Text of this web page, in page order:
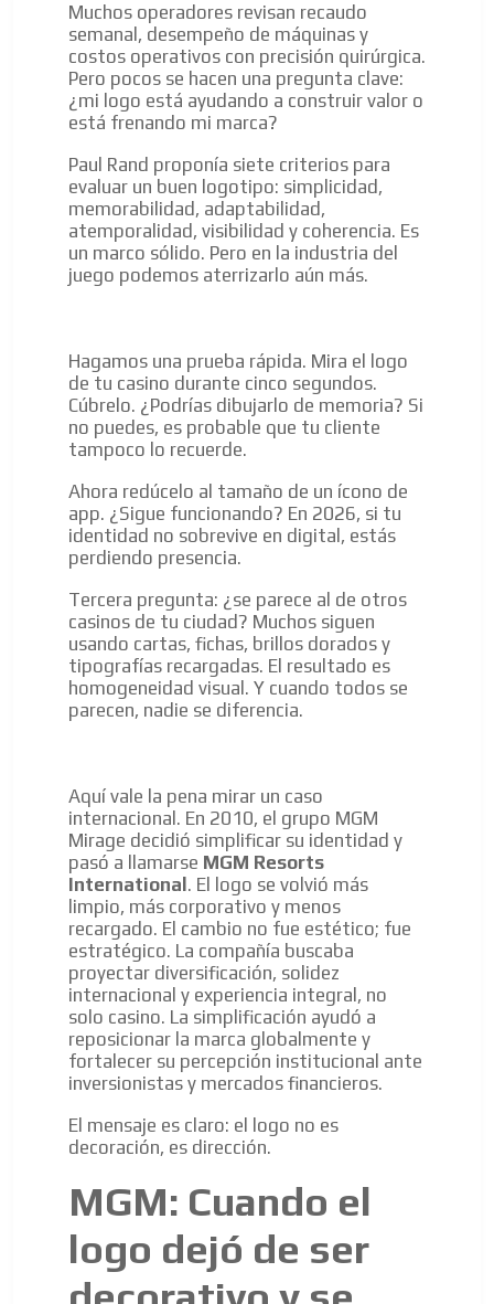
Muchos operadores revisan recaudo
semanal, desempeño de máquinas y
costos operativos con precisión quirúrgica.
Pero pocos se hacen una pregunta clave:
¿mi logo está ayudando a construir valor o
está frenando mi marca?
Paul Rand proponía siete criterios para
evaluar un buen logotipo: simplicidad,
memorabilidad, adaptabilidad,
atemporalidad, visibilidad y coherencia. Es
un marco sólido. Pero en la industria del
juego podemos aterrizarlo aún más.
Hagamos una prueba rápida. Mira el logo
de tu casino durante cinco segundos.
Cúbrelo. ¿Podrías dibujarlo de memoria? Si
no puedes, es probable que tu cliente
tampoco lo recuerde.
Ahora redúcelo al tamaño de un ícono de
app. ¿Sigue funcionando? En 2026, si tu
identidad no sobrevive en digital, estás
perdiendo presencia.
Tercera pregunta: ¿se parece al de otros
casinos de tu ciudad? Muchos siguen
usando cartas, fichas, brillos dorados y
tipografías recargadas. El resultado es
homogeneidad visual. Y cuando todos se
parecen, nadie se diferencia.
Aquí vale la pena mirar un caso
internacional. En 2010, el grupo MGM
Mirage decidió simplificar su identidad y
pasó a llamarse MGM Resorts
International . El logo se volvió más
limpio, más corporativo y menos
recargado. El cambio no fue estético; fue
estratégico. La compañía buscaba
proyectar diversificación, solidez
internacional y experiencia integral, no
solo casino. La simplificación ayudó a
reposicionar la marca globalmente y
fortalecer su percepción institucional ante
inversionistas y mercados financieros.
El mensaje es claro: el logo no es
decoración, es dirección.
MGM: Cuando el
logo dejó de ser
ADVERTISEMENT
ADVERTISEMENT